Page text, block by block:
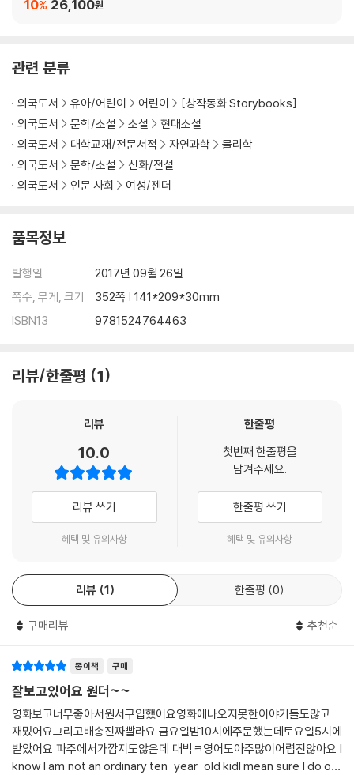
#1 New York Times bestseller
USA Today bestseller
Time Magazine's 100 Best Young Adult Books of All Time
Washington Post Best Kids' Book
"In a wonder of a debut, Palacio has written a crackling page-t
urner filled with characters you can't help but root for." --Enter
"Rich and memorable." --The New York Times
transformation." --Wall Street Journal
26,100원
10%
관련 분류
외국도서 유아/어린이 어린이
[창작동화 Storybooks]
외국도서
문학/소설 소설
현대소설
외국도서
대학교재/전문서적 자연과학
물리학
외국도서
문학/소설
신화/전설
외국도서
인문 사회 여성/젠더
품목정보
발행일
2017년 09월 26일
쪽수, 무게, 크기
352쪽 | 141*209*30mm
ISBN13
9781524764463
리뷰/한줄평 1
리뷰
10.0
리뷰 쓰기
혜택 및 유의사항
한줄평
첫번째 한줄평을
남겨주세요.
한줄평 쓰기
혜택 및 유의사항
리뷰 1 한줄평 0
구매리뷰 추천순
종이책 구매
잘보고있어요 원더~~
영화보고너무좋아서원서구입했어요영화에나오지못한이야기들도많고
재밌어요그리고배송진짜빨라요 금요일밤10시에주문했는데토요일5시에
받았어요 파주에서가깝지도않은데 대박ㅋ영어도아주많이어렵진않아요 I
know I am not an ordinary ten-year-old kidI mean sure I do ord